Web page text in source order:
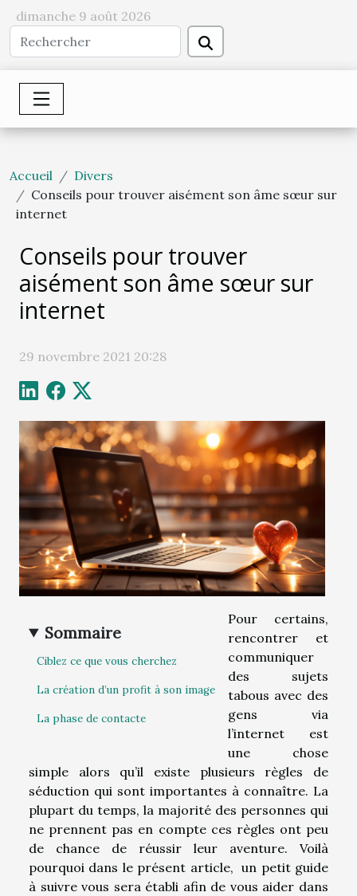
dimanche 9 août 2026
Accueil
Divers
Conseils pour trouver aisément son âme sœur sur
internet
Conseils pour trouver
aisément son âme sœur sur
internet
29 novembre 2021 20:28
Sommaire
Ciblez ce que vous cherchez
La création d’un profit à son image
La phase de contacte
Pour certains,
rencontrer et
communiquer
des sujets
tabous avec des
gens via
l’internet est
une chose
simple alors qu’il existe plusieurs règles de
séduction qui sont importantes à connaître. La
plupart du temps, la majorité des personnes qui
ne prennent pas en compte ces règles ont peu
de chance de réussir leur aventure. Voilà
pourquoi dans le présent article, un petit guide
à suivre vous sera établi afin de vous aider dans